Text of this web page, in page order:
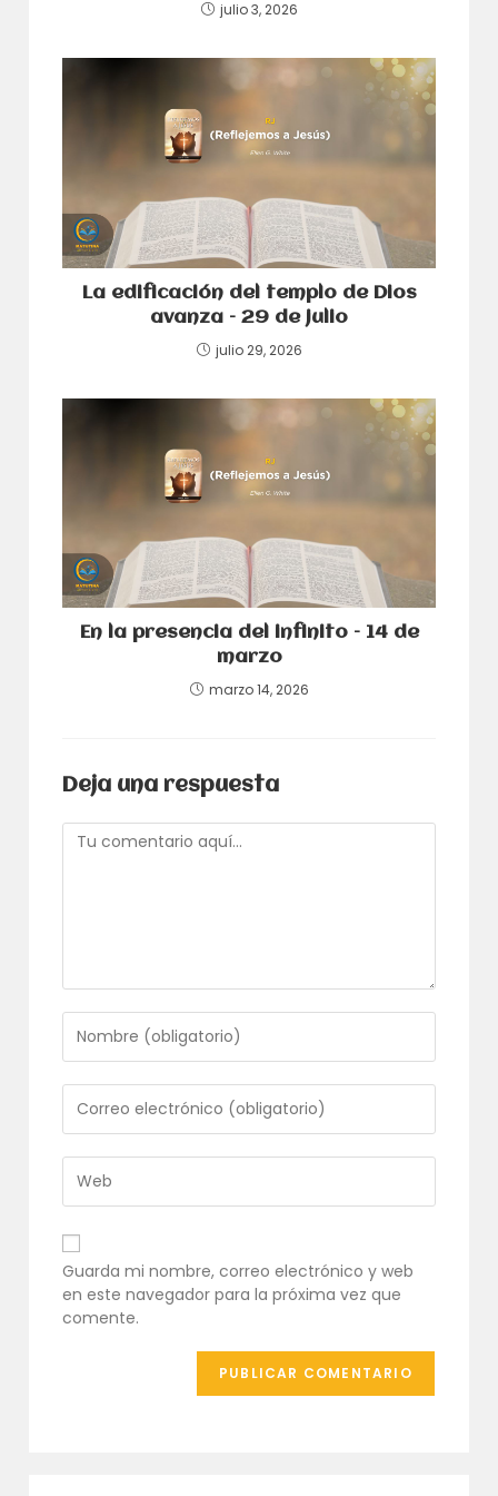
julio 3, 2026
La edificación del templo de Dios
avanza – 29 de julio
julio 29, 2026
En la presencia del infinito – 14 de
marzo
marzo 14, 2026
Deja una respuesta
Comentario
tu
nombre
o
nombre
de
usuario
para
comentar
tu
dirección
de
correo
electrónico
para
comentar
URL
de
tu
web
(opcional)
Guarda mi nombre, correo electrónico y web
en este navegador para la próxima vez que
comente.